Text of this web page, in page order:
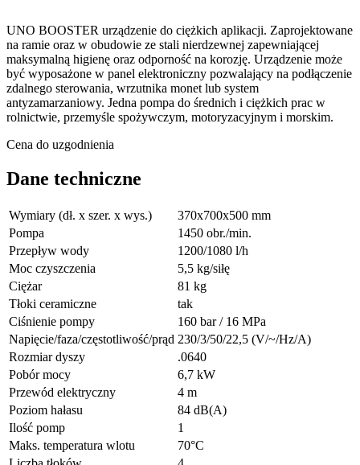
UNO BOOSTER urządzenie do ciężkich aplikacji. Zaprojektowane
na ramie oraz w obudowie ze stali nierdzewnej zapewniającej
maksymalną higienę oraz odporność na korozję. Urządzenie może
być wyposażone w panel elektroniczny pozwalający na podłączenie
zdalnego sterowania, wrzutnika monet lub system
antyzamarzaniowy. Jedna pompa do średnich i ciężkich prac w
rolnictwie, przemyśle spożywczym, motoryzacyjnym i morskim.
Cena do uzgodnienia
Dane techniczne
Wymiary (dł. x szer. x wys.)
370x700x500 mm
Pompa
1450 obr./min.
Przepływ wody
1200/1080 l/h
Moc czyszczenia
5,5 kg/siłę
Ciężar
81 kg
Tłoki ceramiczne
tak
Ciśnienie pompy
160 bar / 16 MPa
Napięcie/faza/częstotliwość/prąd 230/3/50/22,5 (V/~/Hz/A)
Rozmiar dyszy
.0640
Pobór mocy
6,7 kW
Przewód elektryczny
4 m
Poziom hałasu
84 dB(A)
Ilość pomp
1
Maks. temperatura wlotu
70°C